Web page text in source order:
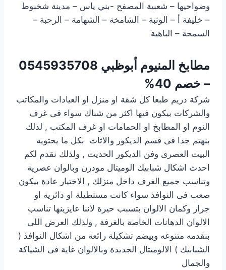
وضواحيها – شعبية المصفح -بني ياس – مدينة شخبوط
– خليفة أ – الوثبة – الشامخة – الشهامة – الرحبة –
السمحة – الباهية
مطابخ المنيوم أبوظبي 0545935708
– خصم 40%
شركة دريم طبعا كل شقة او منزل او العيادات والمكاتب
والشركات بيكون فيها اكثر من شباك سواء فى غرف
النوم او المطابخ او الحمامات او غرف المكتب , لذلك
بنهتم جدا فى قسم الديكور والاثاث بكل ما يحتويه
البيت العصرى وفن الديكور الحديث , ولذلك نقدم لكم
احدث اشكال شبابيك الوميتال مودرن وبالوان عصرية
وتناسب جميع الغرف داخل منزلك , الاختيار عادة بيكون
صعب فى النوافذ سواء كانت مستطيلة او دائرية او
جرار وكمان الالوان بتسبب حيرة لاننا عايزينها تناسب
الالوان الدهانات الخاصة بالغرفة , ولذلك العرض اللى
بنقدمه متنوعه وبيضم تشكيلة رائعة من اشكال النوافذ (
الشبابيك ) الالوميتال الجديدة وبالالوان غاية فى الشياكة
والجمال